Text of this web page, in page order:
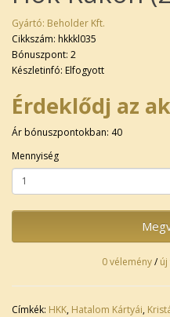
Gyártó: Beholder Kft.
Cikkszám: hkkkl035
Bónuszpont: 2
Készletinfó: Elfogyott
Érdeklődj az
Ár bónuszpontokban: 40
Mennyiség
0 vélemény/
Címkék: HKK, Hatalom Kártyái,